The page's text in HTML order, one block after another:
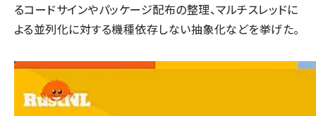
るコードサインやパッケージ配布の整理、マルチスレッドに
よる並列化に対する機種依存しない抽象化などを挙げた。